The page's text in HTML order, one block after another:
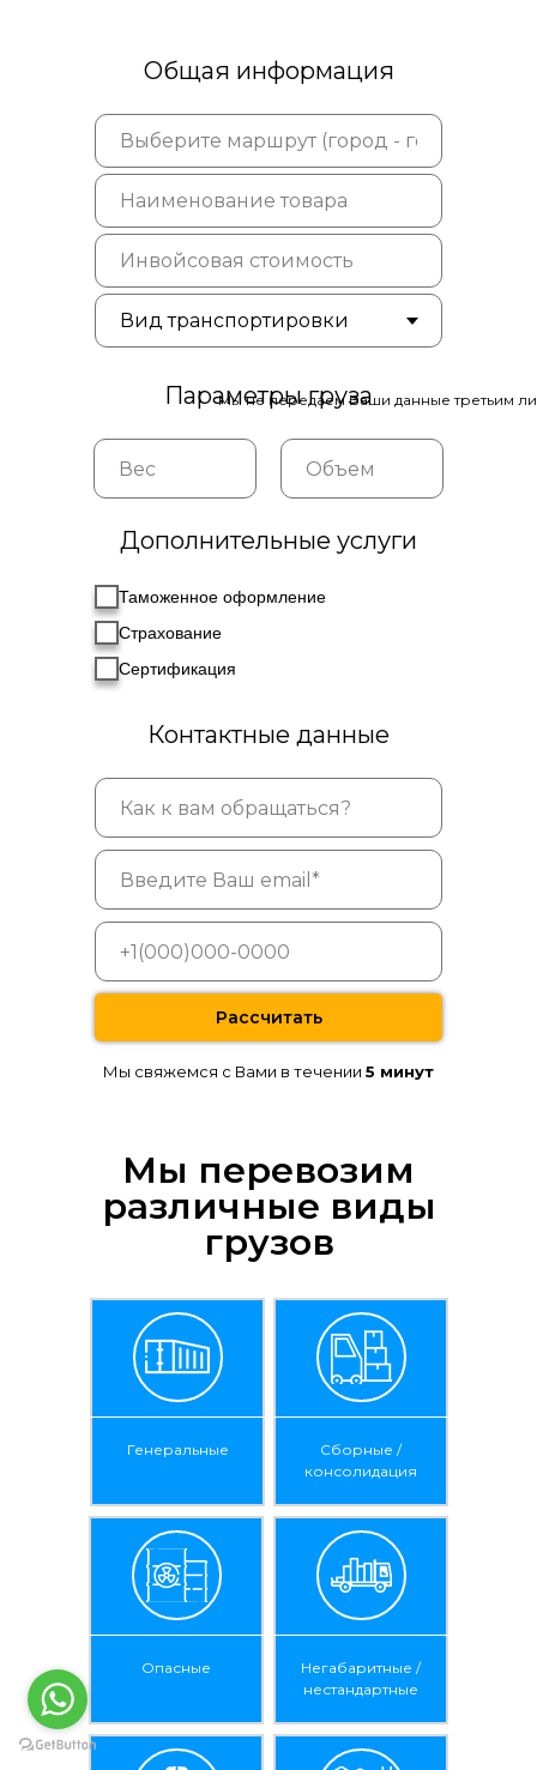
Таможенное оформление
Страхование
Сертификация
Рассчитать
Общая информация
Параметры груза
Контактные данные
Дополнительные услуги
Мы свяжемся с Вами в течении 5 минут
Мы не передаем Ваши данные третьим
Мы перевозим
различные виды
грузов
Генеральные
Сборные /
консолидация
Опасные
Негабаритные /
нестандартные